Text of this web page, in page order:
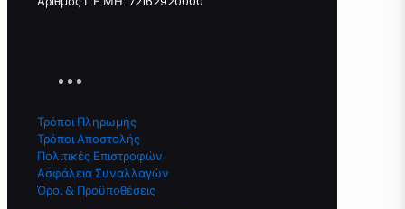
Τρόποι Πληρωμής
Τρόποι Αποστολής
Πολιτικές Επιστροφών
Ασφάλεια Συναλλαγών
Όροι & Προϋποθέσεις